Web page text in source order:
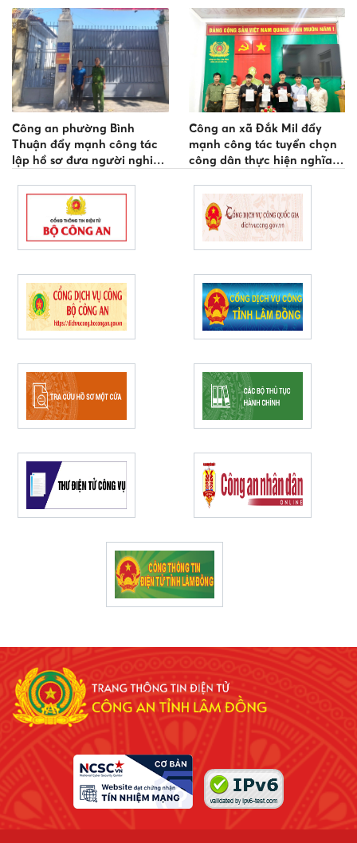
chiếm đất rừng trên địa bàn
Công an phường Bình
Thuận đẩy mạnh công tác
lập hồ sơ đưa người nghiện
bắt buộc
Công an xã Đắk Mil đẩy
mạnh công tác tuyển chọn
công dân thực hiện nghĩa
2027